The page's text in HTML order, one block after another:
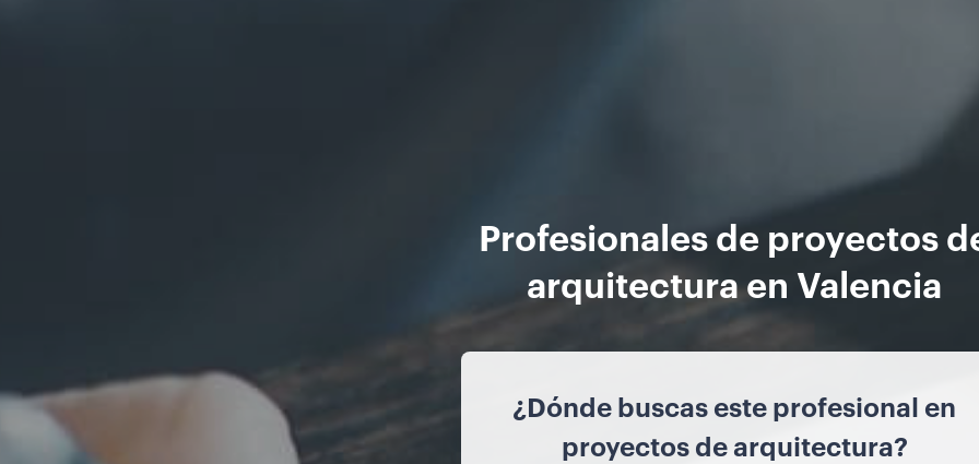
Profesionales de proyectos
arquitectura en Valencia
¿Dónde buscas este profesional en
proyectos de arquitectura?